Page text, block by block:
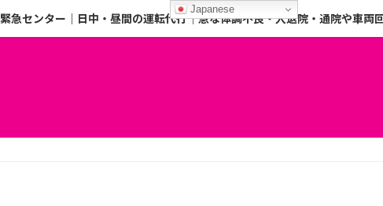
急センター｜日中・昼間の運転代行｜急な体調不良・入退院・通院や車両
Japanese